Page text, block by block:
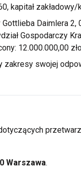
zakładowy/
Daimlera 2,
Gospodarczy
12.000.000,00
zakresy swojej
Warszawa.